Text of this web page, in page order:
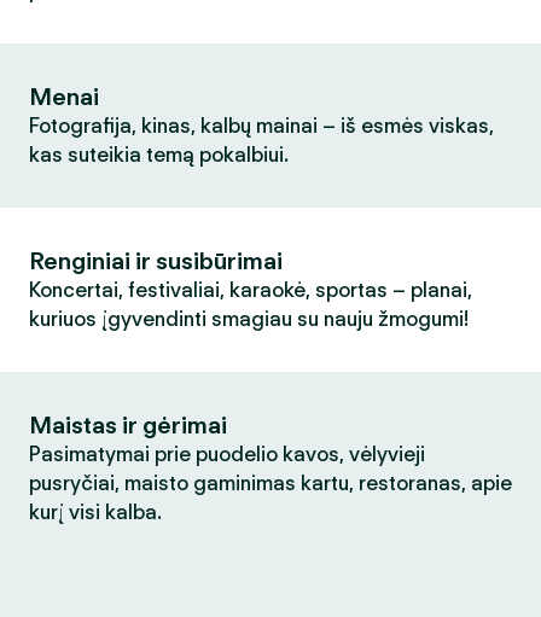
Menai
Fotografija, kinas, kalbų mainai – iš esmės viskas,
kas suteikia temą pokalbiui.
Renginiai ir susibūrimai
Koncertai, festivaliai, karaokė, sportas – planai,
kuriuos įgyvendinti smagiau su nauju žmogumi!
Maistas ir gėrimai
Pasimatymai prie puodelio kavos, vėlyvieji
pusryčiai, maisto gaminimas kartu, restoranas, apie
kurį visi kalba.